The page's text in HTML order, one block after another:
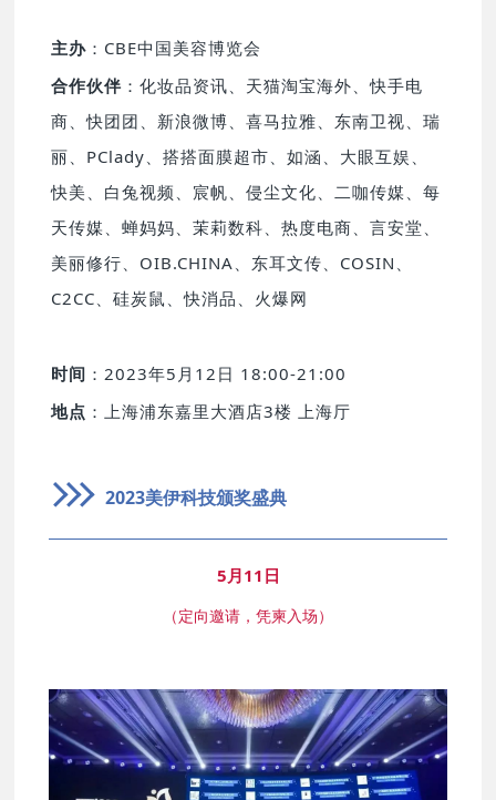
主办 ：CBE中国美容博览会
合作伙伴 ：化妆品资讯、天猫淘宝海外、快手电
商、快团团、新浪微博、喜马拉雅、东南卫视、瑞
丽、PClady、搭搭面膜超市、如涵、大眼互娱、
快美、白兔视频、宸帆、侵尘文化、二咖传媒、每
天传媒、蝉妈妈、茉莉数科、热度电商、言安堂、
美丽修行、OIB.CHINA、东耳文传、COSIN、
C2CC、硅炭鼠、快消品、火爆网
时间 ：2023年5月12日 18:00-21:00
地点 ：上海浦东嘉里大酒店3楼 上海厅
2023美伊科技颁奖盛典
5月11日
（定向邀请，凭柬入场）